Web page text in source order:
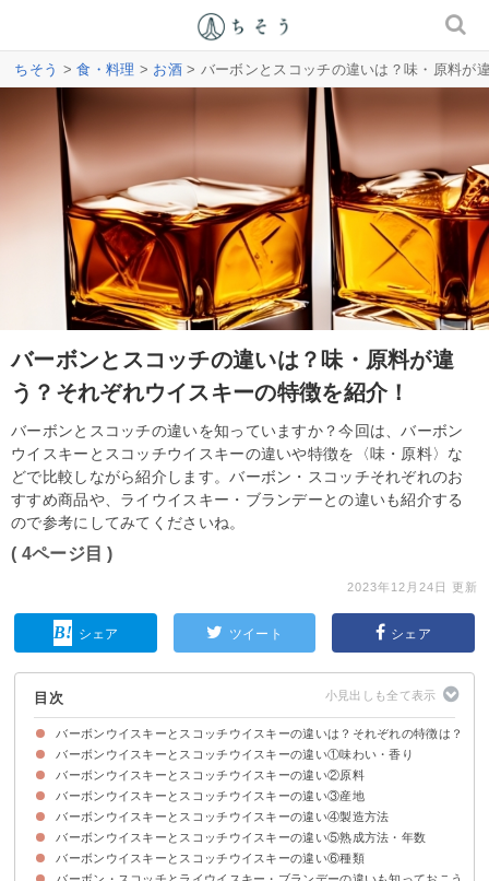
ちそう >食・料理 > お酒> バーボンとスコッチの違いは？味・原料が
バーボンとスコッチの違いは？味・原料が違
う？それぞれウイスキーの特徴を紹介！
バーボンとスコッチの違いを知っていますか？今回は、バーボン
ウイスキーとスコッチウイスキーの違いや特徴を〈味・原料〉な
どで比較しながら紹介します。バーボン・スコッチそれぞれのお
すすめ商品や、ライウイスキー・ブランデーとの違いも紹介する
ので参考にしてみてくださいね。
( 4ページ目 )
2023年12月24日 更新
シェア ツイート シェア
目次
バーボンウイスキーとスコッチウイスキーの違いは？それぞれの特徴は？
バーボンとスコッチはどちらもウイスキーの1種
バーボンウイスキーの特徴・定義
スコッチウイスキーの特徴・定義
バーボンウイスキーとスコッチウイスキーの違い①味わい・香り
バーボンウイスキーの味わい・香り
スコッチウイスキーの味わい・香り
バーボンウイスキーとスコッチウイスキーの違い②原料
バーボンウイスキーの原料
スコッチウイスキーの原料
バーボンウイスキーとスコッチウイスキーの違い③産地
バーボンウイスキーの産地
スコッチウイスキーの産地
バーボンウイスキーとスコッチウイスキーの違い④製造方法
バーボンウイスキーの製造方法
スコッチウイスキーの製造方法
バーボンウイスキーとスコッチウイスキーの違い⑤熟成方法・年数
バーボンウイスキーの熟成方法・年数
スコッチウイスキーの熟成方法・年数
バーボンウイスキーとスコッチウイスキーの違い⑥種類
バーボンウイスキーの種類
スコッチウイスキーの種類